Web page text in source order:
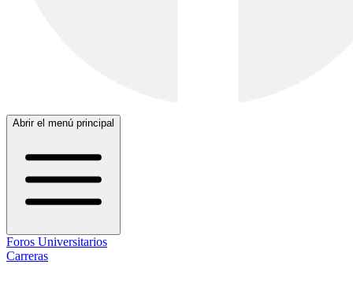
Abrir el menú principal
Foros Universitarios
Carreras